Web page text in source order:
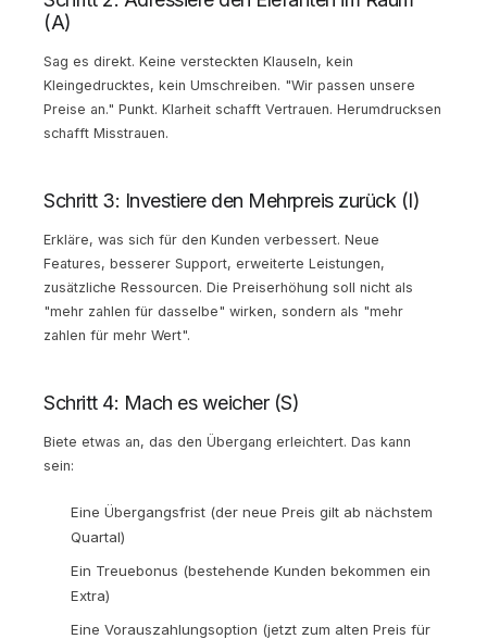
(A)
Sag es direkt. Keine versteckten Klauseln, kein
Kleingedrucktes, kein Umschreiben. "Wir passen unsere
Preise an." Punkt. Klarheit schafft Vertrauen. Herumdrucksen
schafft Misstrauen.
Schritt 3: Investiere den Mehrpreis zurück (I)
Erkläre, was sich für den Kunden verbessert. Neue
Features, besserer Support, erweiterte Leistungen,
zusätzliche Ressourcen. Die Preiserhöhung soll nicht als
"mehr zahlen für dasselbe" wirken, sondern als "mehr
zahlen für mehr Wert".
Schritt 4: Mach es weicher (S)
Biete etwas an, das den Übergang erleichtert. Das kann
sein:
Eine Übergangsfrist (der neue Preis gilt ab nächstem
Quartal)
Ein Treuebonus (bestehende Kunden bekommen ein
Extra)
Eine Vorauszahlungsoption (jetzt zum alten Preis für